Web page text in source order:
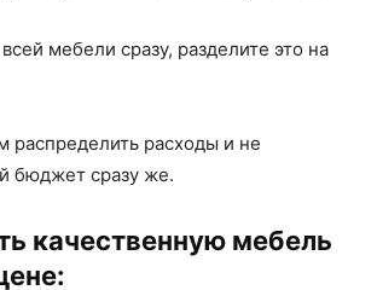
мебели сразу, разделите это на
распределить расходы и не
бюджет сразу же.
качественную мебель